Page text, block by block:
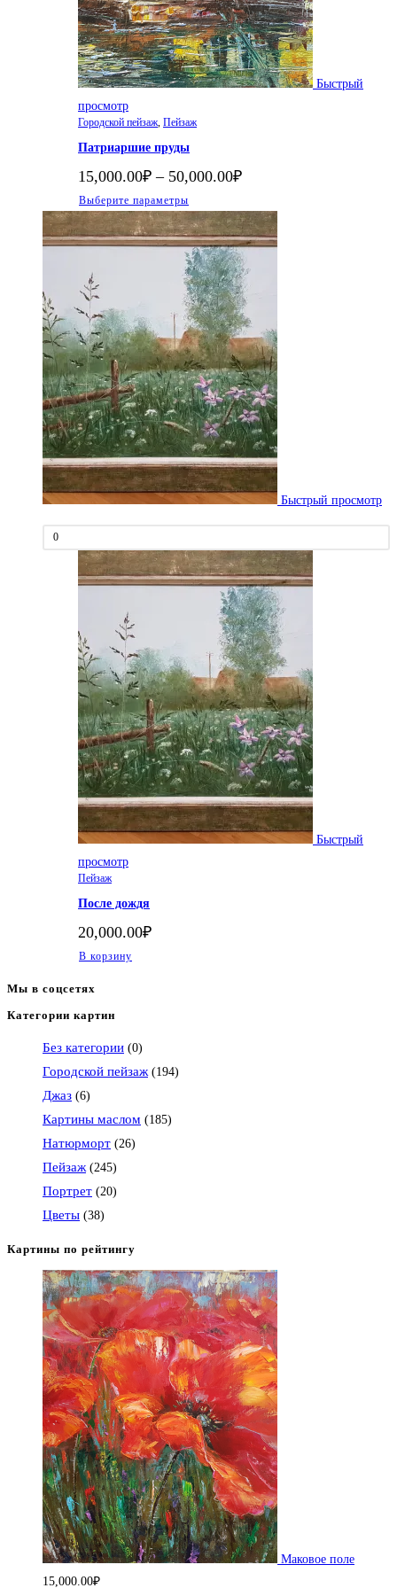
Быстрый
просмотр
Городской пейзаж, Пейзаж
Патриаршие пруды
15,000.00₽ – 50,000.00₽Диапазон
–
50,000.00₽
Выберите параметры
товар
имеет
несколько
вариаций.
Опции
можно
выбрать
на
странице
товара.
Быстрый просмотр
0
Быстрый
просмотр
Пейзаж
После дождя
20,000.00₽
В корзину
Мы в соцсетях
Откроется
в
Категории картин
Без категории (0)
Городской пейзаж (194)
Джаз (6)
Картины маслом (185)
Натюрморт (26)
Пейзаж (245)
Портрет (20)
Цветы (38)
Картины по рейтингу
Маковое поле
15,000.00₽